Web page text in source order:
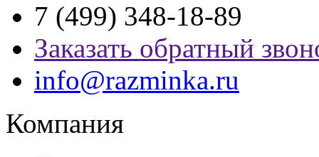
7 (499) 348-18-89
Заказать обратный
info@razminka.ru
Компания